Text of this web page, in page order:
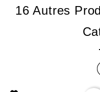
16 Autres